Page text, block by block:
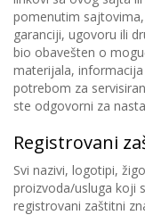
pomenutim
garanciji, ugovoru ili
bio obavešten o
materijala,
potrebom za
ste odgovorni za
Registrovani
Svi nazivi, logotipi,
proizvoda/usluga koji
registrovani zaštitni